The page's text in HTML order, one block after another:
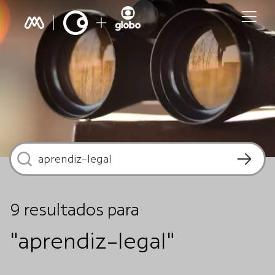
9 resultados para
"aprendiz-legal"